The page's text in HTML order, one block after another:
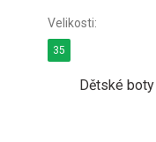
Dětské
35